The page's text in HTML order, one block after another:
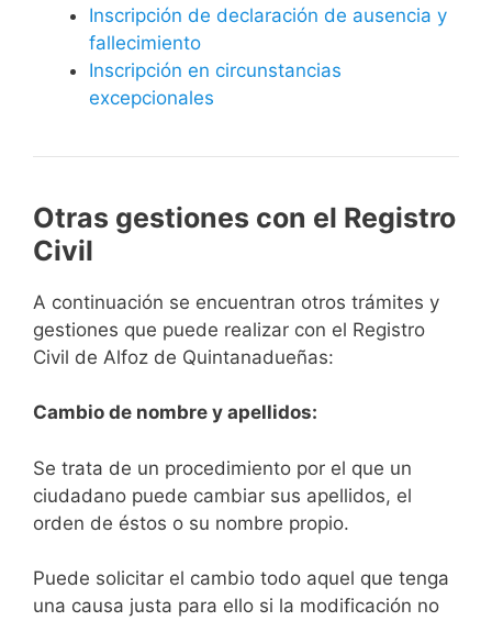
Inscripción de declaración de ausencia y
fallecimiento
Inscripción en circunstancias
excepcionales
Otras gestiones con el Registro
Civil
A continuación se encuentran otros trámites y
gestiones que puede realizar con el Registro
Civil de Alfoz de Quintanadueñas:
Cambio de nombre y apellidos:
Se trata de un procedimiento por el que un
ciudadano puede cambiar sus apellidos, el
orden de éstos o su nombre propio.
Puede solicitar el cambio todo aquel que tenga
una causa justa para ello si la modificación no